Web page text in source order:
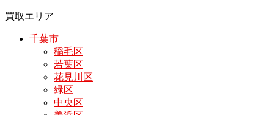
買取エリア
千葉市
稲毛区
若葉区
花見川区
緑区
中央区